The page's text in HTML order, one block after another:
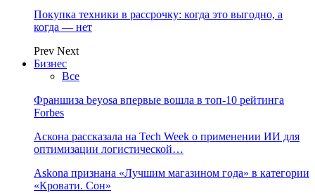
Покупка техники в рассрочку: когда это выгодно, а
когда — нет
Prev Next
Бизнес
Все
Франшиза beyosa впервые вошла в топ-10 рейтинга
Forbes
Аскона рассказала на Tech Week о применении ИИ для
оптимизации логистической…
Askona признана «Лучшим магазином года» в категории
«Кровати. Сон»